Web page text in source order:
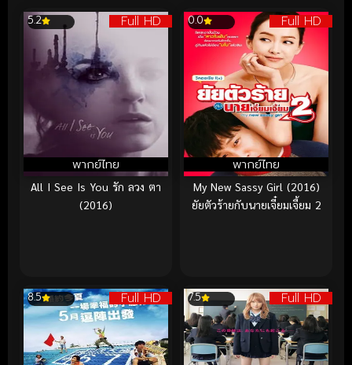
Full HD
พากย์ไทย
5.2
All I See Is You รัก ลวง ตา
(2016)
Full HD
พากย์ไทย
0.0
My New Sassy Girl (2016)
ยัยตัวร้ายกับนายเจี๋ยมเจี้ยม 2
Full HD
8.5 Full HD
7.5